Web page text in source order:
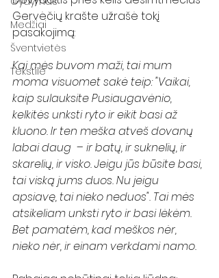
Medžiai
Šventvietės
Tekstilė
Gervėčių krašte užrašė tokį
pasakojimą:
Kai mės buvom maži, tai mum
moma visuomet sakė teip: "Vaikai,
kaip sulauksite Pusiaugavėnio,
kelkitės unksti ryto ir eikit basi až
kluono. Ir ten meška atveš dovanų
labai daug  – ir batų, ir suknelių, ir
skarelių, ir visko. Jeigu jūs būsite basi,
tai viską jums duos. Nu jeigu
apsiavę, tai nieko neduos". Tai mės
atsikeliam unksti ryto ir basi lėkėm.
Bet pamatėm, kad meškos nėr,
nieko nėr, ir einam verkdami namo.